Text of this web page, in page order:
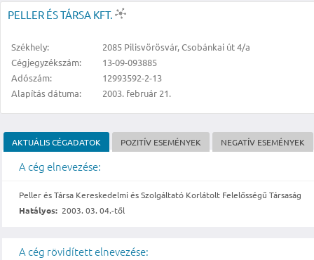
PELLER ÉS TÁRSA KFT.
Székhely:
2085 Pilisvörösvár, Csobánkai út 4/a
Cégjegyzékszám:
13-09-093885
Adószám:
12993592-2-13
Alapítás dátuma:
2003. február 21.
AKTUÁLIS CÉGADATOK POZITÍV ESEMÉNYEK NEGATÍV ESEMÉNYEK
A cég elnevezése:
Peller és Társa Kereskedelmi és Szolgáltató Korlátolt Felelősségű Társaság
Hatályos: 2003. 03. 04.-től
A cég rövidített elnevezése: